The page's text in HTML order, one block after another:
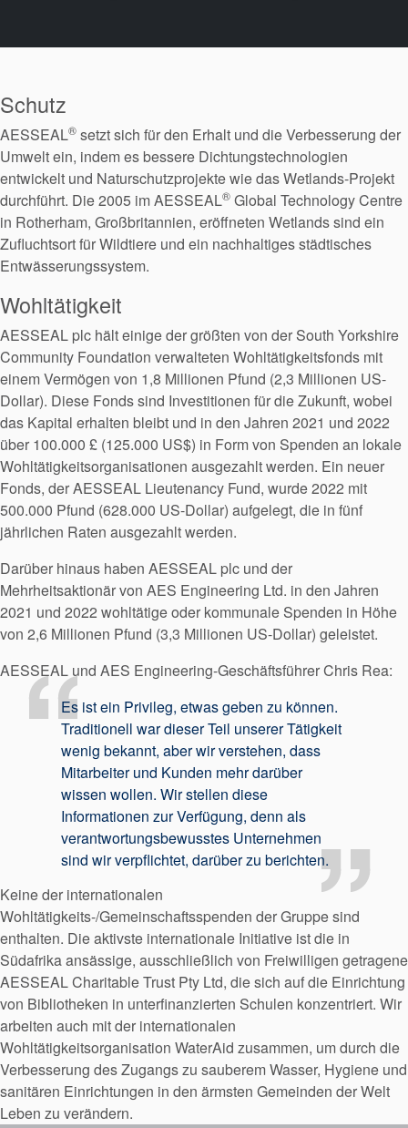
Schutz
AESSEAL® setzt sich für den Erhalt und die Verbesserung der
Umwelt ein, indem es bessere Dichtungstechnologien
entwickelt und Naturschutzprojekte wie das Wetlands-Projekt
durchführt. Die 2005 im AESSEAL® Global Technology Centre
in Rotherham, Großbritannien, eröffneten Wetlands sind ein
Zufluchtsort für Wildtiere und ein nachhaltiges städtisches
Entwässerungssystem.
Wohltätigkeit
AESSEAL plc hält einige der größten von der South Yorkshire
Community Foundation verwalteten Wohltätigkeitsfonds mit
einem Vermögen von 1,8 Millionen Pfund (2,3 Millionen US-
Dollar). Diese Fonds sind Investitionen für die Zukunft, wobei
das Kapital erhalten bleibt und in den Jahren 2021 und 2022
über 100.000 £ (125.000 US$) in Form von Spenden an lokale
Wohltätigkeitsorganisationen ausgezahlt werden. Ein neuer
Fonds, der AESSEAL Lieutenancy Fund, wurde 2022 mit
500.000 Pfund (628.000 US-Dollar) aufgelegt, die in fünf
jährlichen Raten ausgezahlt werden.
Darüber hinaus haben AESSEAL plc und der
Mehrheitsaktionär von AES Engineering Ltd. in den Jahren
2021 und 2022 wohltätige oder kommunale Spenden in Höhe
von 2,6 Millionen Pfund (3,3 Millionen US-Dollar) geleistet.
AESSEAL und AES Engineering-Geschäftsführer Chris Rea:
Es ist ein Privileg, etwas geben zu können.
Traditionell war dieser Teil unserer Tätigkeit
wenig bekannt, aber wir verstehen, dass
Mitarbeiter und Kunden mehr darüber
wissen wollen. Wir stellen diese
Informationen zur Verfügung, denn als
verantwortungsbewusstes Unternehmen
sind wir verpflichtet, darüber zu berichten.
Keine der internationalen
Wohltätigkeits-/Gemeinschaftsspenden der Gruppe sind
enthalten. Die aktivste internationale Initiative ist die in
Südafrika ansässige, ausschließlich von Freiwilligen getragene
AESSEAL Charitable Trust Pty Ltd, die sich auf die Einrichtung
von Bibliotheken in unterfinanzierten Schulen konzentriert. Wir
arbeiten auch mit der internationalen
Wohltätigkeitsorganisation WaterAid zusammen, um durch die
Verbesserung des Zugangs zu sauberem Wasser, Hygiene und
sanitären Einrichtungen in den ärmsten Gemeinden der Welt
Leben zu verändern.